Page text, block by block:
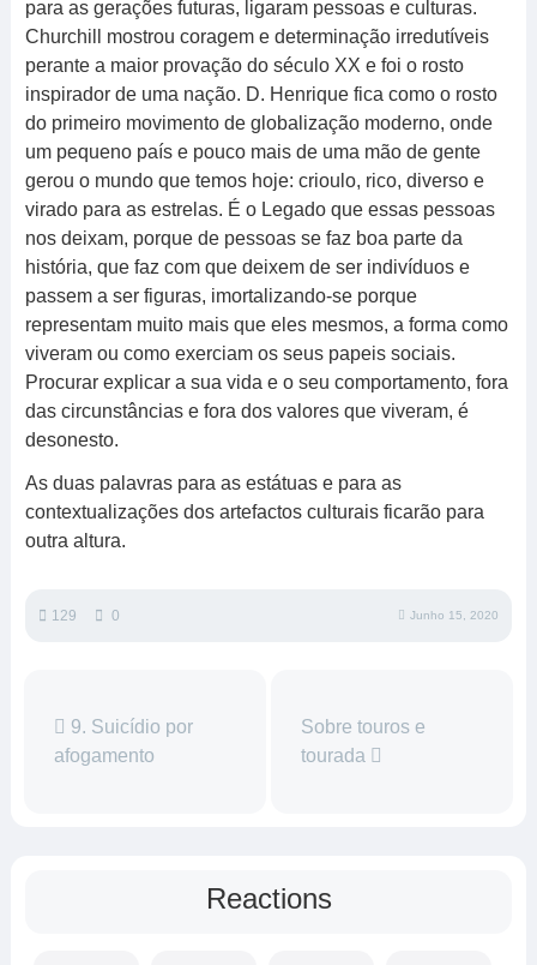
para as gerações futuras, ligaram pessoas e culturas.
Churchill mostrou coragem e determinação irredutíveis
perante a maior provação do século XX e foi o rosto
inspirador de uma nação. D. Henrique fica como o rosto
do primeiro movimento de globalização moderno, onde
um pequeno país e pouco mais de uma mão de gente
gerou o mundo que temos hoje: crioulo, rico, diverso e
virado para as estrelas. É o Legado que essas pessoas
nos deixam, porque de pessoas se faz boa parte da
história, que faz com que deixem de ser indivíduos e
passem a ser figuras, imortalizando-se porque
representam muito mais que eles mesmos, a forma como
viveram ou como exerciam os seus papeis sociais.
Procurar explicar a sua vida e o seu comportamento, fora
das circunstâncias e fora dos valores que viveram, é
desonesto.
As duas palavras para as estátuas e para as
contextualizações dos artefactos culturais ficarão para
outra altura.
129 0 Junho 15, 2020
9. Suicídio por
afogamento
Sobre touros e
tourada
Reactions